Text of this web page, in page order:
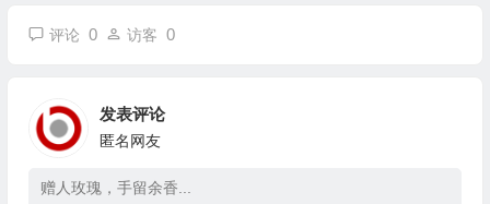
评论 0 访客 0
发表评论
匿名网友